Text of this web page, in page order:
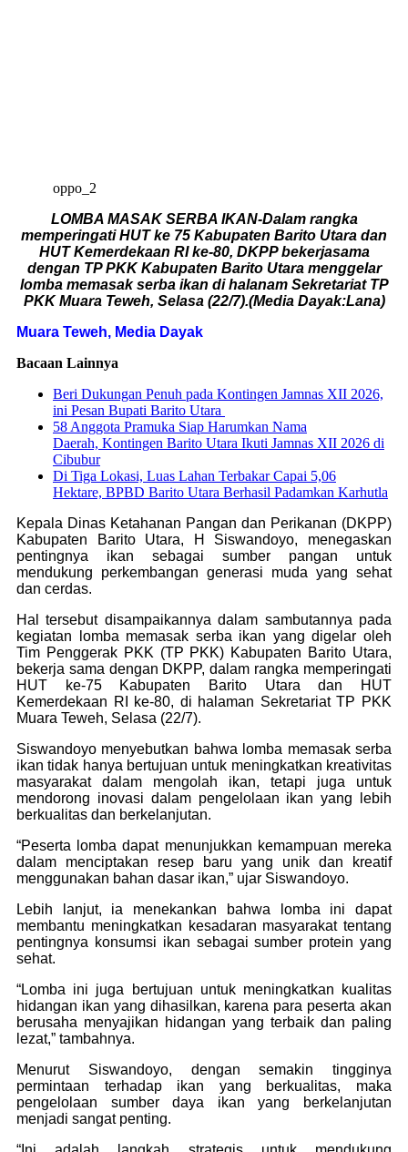
oppo_2
LOMBA MASAK SERBA IKAN-Dalam rangka
memperingati HUT ke 75 Kabupaten Barito Utara dan
HUT Kemerdekaan RI ke-80, DKPP bekerjasama
dengan TP PKK Kabupaten Barito Utara menggelar
lomba memasak serba ikan di halanam Sekretariat TP
PKK Muara Teweh, Selasa (22/7).(Media Dayak:Lana)
Muara Teweh, Media Dayak
Bacaan Lainnya
Beri Dukungan Penuh pada Kontingen Jamnas XII 2026,
ini Pesan Bupati Barito Utara
58 Anggota Pramuka Siap Harumkan Nama
Daerah, Kontingen Barito Utara Ikuti Jamnas XII 2026 di
Cibubur
Di Tiga Lokasi, Luas Lahan Terbakar Capai 5,06
Hektare, BPBD Barito Utara Berhasil Padamkan Karhutla
Kepala Dinas Ketahanan Pangan dan Perikanan (DKPP)
Kabupaten Barito Utara, H Siswandoyo, menegaskan
pentingnya ikan sebagai sumber pangan untuk
mendukung perkembangan generasi muda yang sehat
dan cerdas.
Hal tersebut disampaikannya dalam sambutannya pada
kegiatan lomba memasak serba ikan yang digelar oleh
Tim Penggerak PKK (TP PKK) Kabupaten Barito Utara,
bekerja sama dengan DKPP, dalam rangka memperingati
HUT ke-75 Kabupaten Barito Utara dan HUT
Kemerdekaan RI ke-80, di halaman Sekretariat TP PKK
Muara Teweh, Selasa (22/7).
Siswandoyo menyebutkan bahwa lomba memasak serba
ikan tidak hanya bertujuan untuk meningkatkan kreativitas
masyarakat dalam mengolah ikan, tetapi juga untuk
mendorong inovasi dalam pengelolaan ikan yang lebih
berkualitas dan berkelanjutan.
“Peserta lomba dapat menunjukkan kemampuan mereka
dalam menciptakan resep baru yang unik dan kreatif
menggunakan bahan dasar ikan,” ujar Siswandoyo.
Lebih lanjut, ia menekankan bahwa lomba ini dapat
membantu meningkatkan kesadaran masyarakat tentang
pentingnya konsumsi ikan sebagai sumber protein yang
sehat.
“Lomba ini juga bertujuan untuk meningkatkan kualitas
hidangan ikan yang dihasilkan, karena para peserta akan
berusaha menyajikan hidangan yang terbaik dan paling
lezat,” tambahnya.
Menurut Siswandoyo, dengan semakin tingginya
permintaan terhadap ikan yang berkualitas, maka
pengelolaan sumber daya ikan yang berkelanjutan
menjadi sangat penting.